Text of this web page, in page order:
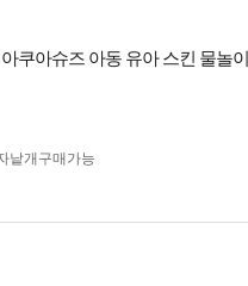
쿠아슈즈 아동 유아 스킨 물놀
낱개구매가능